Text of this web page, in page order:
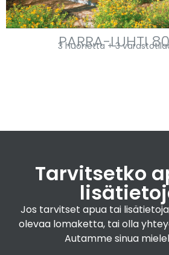
PARRA-LUHTI
3 huonetta + 3
Tarvitsetko
Jos tarvitset apua tai
olevaa lomaketta, tai olla
Autamme sinua